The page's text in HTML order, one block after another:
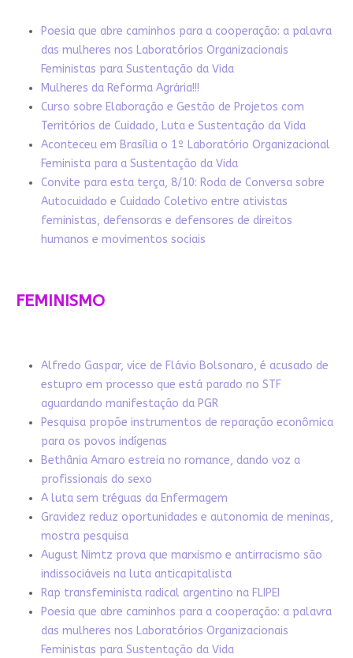
Poesia que abre caminhos para a cooperação: a palavra
das mulheres nos Laboratórios Organizacionais
Feministas para Sustentação da Vida
Mulheres da Reforma Agrária!!!
Curso sobre Elaboração e Gestão de Projetos com
Territórios de Cuidado, Luta e Sustentação da Vida
Aconteceu em Brasília o 1º Laboratório Organizacional
Feminista para a Sustentação da Vida
Convite para esta terça, 8/10: Roda de Conversa sobre
Autocuidado e Cuidado Coletivo entre ativistas
feministas, defensoras e defensores de direitos
humanos e movimentos sociais
FEMINISMO
Alfredo Gaspar, vice de Flávio Bolsonaro, é acusado de
estupro em processo que está parado no STF
aguardando manifestação da PGR
Pesquisa propõe instrumentos de reparação econômica
para os povos indígenas
Bethânia Amaro estreia no romance, dando voz a
profissionais do sexo
A luta sem tréguas da Enfermagem
Gravidez reduz oportunidades e autonomia de meninas,
mostra pesquisa
August Nimtz prova que marxismo e antirracismo são
indissociáveis na luta anticapitalista
Rap transfeminista radical argentino na FLIPEI
Poesia que abre caminhos para a cooperação: a palavra
das mulheres nos Laboratórios Organizacionais
Feministas para Sustentação da Vida